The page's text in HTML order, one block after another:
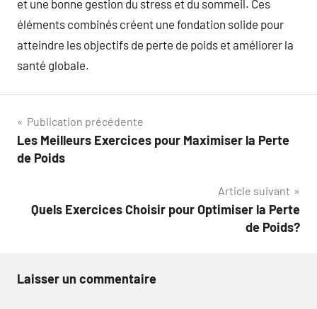
et une bonne gestion du stress et du sommeil. Ces
éléments combinés créent une fondation solide pour
atteindre les objectifs de perte de poids et améliorer la
santé globale.
Navigation
de
Publication précédente
Les Meilleurs Exercices pour Maximiser la Perte
de Poids
Article suivant
Quels Exercices Choisir pour Optimiser la Perte
de Poids?
Laisser un commentaire